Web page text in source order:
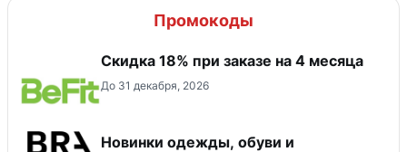
Промокоды
Скидка 18% при заказе на 4 месяца
До 31 декабря, 2026
Новинки одежды, обуви и